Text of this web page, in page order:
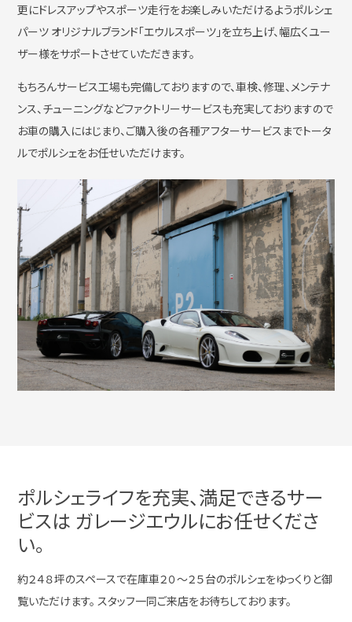
更にドレスアップやスポーツ走行をお楽しみいただけるようポルシェ
パーツ オリジナルブランド「エウルスポーツ」を立ち上げ、幅広くユー
ザー様をサポートさせていただきます。
もちろんサービス工場も完備しておりますので、車検、修理、メンテナ
ンス、チューニングなどファクトリーサービスも充実しておりますので
お車の購入にはじまり、ご購入後の各種アフターサービスまでトータ
ルでポルシェをお任せいただけます。
ポルシェライフを充実、満足できるサー
ビスは ガレージエウルにお任せくださ
い。
約２４８坪のスペースで在庫車２０～２５台のポルシェをゆっくりと御
覧いただけます。 スタッフ一同ご来店をお待ちしております。